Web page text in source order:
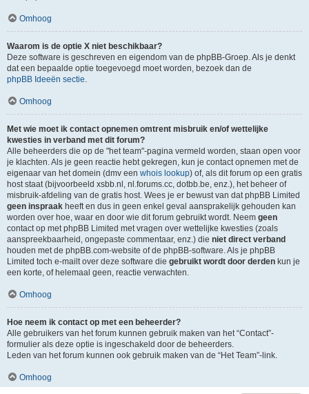
Omhoog
Waarom is de optie X niet beschikbaar?
Deze software is geschreven en eigendom van de phpBB-Groep. Als je denkt
dat een bepaalde optie toegevoegd moet worden, bezoek dan de
phpBB Ideeën sectie.
Omhoog
Met wie moet ik contact opnemen omtrent misbruik en/of wettelijke
kwesties in verband met dit forum?
Alle beheerders die op de "het team"-pagina vermeld worden, staan open voor
je klachten. Als je geen reactie hebt gekregen, kun je contact opnemen met de
eigenaar van het domein (dmv een whois lookup) of, als dit forum op een gratis
host staat (bijvoorbeeld xsbb.nl, nl.forums.cc, dotbb.be, enz.), het beheer of
misbruik-afdeling van de gratis host. Wees je er bewust van dat phpBB Limited
geen inspraak heeft en dus in geen enkel geval aansprakelijk gehouden kan
worden over hoe, waar en door wie dit forum gebruikt wordt. Neem geen
contact op met phpBB Limited met vragen over wettelijke kwesties (zoals
aanspreekbaarheid, ongepaste commentaar, enz.) die niet direct verband
houden met de phpBB.com-website of de phpBB-software. Als je phpBB
Limited toch e-mailt over deze software die gebruikt wordt door derden kun je
een korte, of helemaal geen, reactie verwachten.
Omhoog
Hoe neem ik contact op met een beheerder?
Alle gebruikers van het forum kunnen gebruik maken van het “Contact”-
formulier als deze optie is ingeschakeld door de beheerders.
Leden van het forum kunnen ook gebruik maken van de “Het Team”-link.
Omhoog